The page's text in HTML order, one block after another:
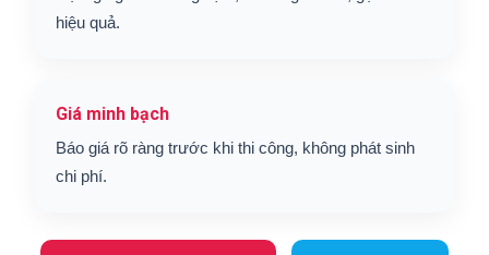
hiệu quả.
Giá minh bạch
Báo giá rõ ràng trước khi thi công, không phát sinh
chi phí.